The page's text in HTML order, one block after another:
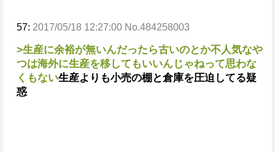
57: 2017/05/18 12:27:00 No.484258003
>生産に余裕が無いんだったら古いのとか不人気なや
つは海外に生産を移してもいいんじゃねって思わな
くもない生産よりも小売の棚と倉庫を圧迫してる疑
惑